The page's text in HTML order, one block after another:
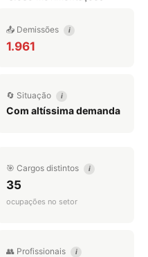
📤 Demissões i
1.961
🔄 Situação i
Com altíssima demanda
🎯 Cargos distintos i
35
ocupações no setor
👥 Profissionais i